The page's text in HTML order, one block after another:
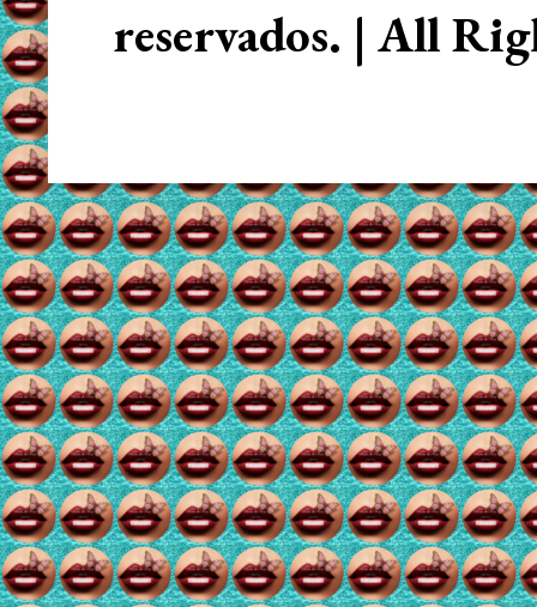
reservados. | All